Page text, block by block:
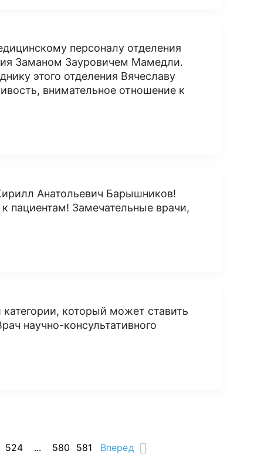
персоналу отделения
Заманом Зауровичем Мамедли.
этого отделения Вячеславу
внимательное отношение к
Анатольевич Барышников!
пациентам! Замечательные врачи,
который может ставить
научно-консультативного
524 ... 580 581 Вперед